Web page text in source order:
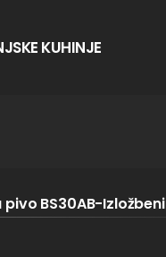
KUHINJE
BS30AB-Izložbeni